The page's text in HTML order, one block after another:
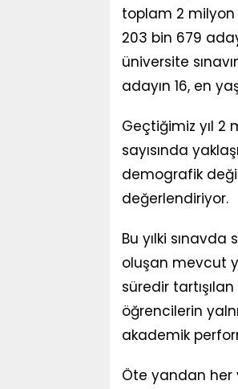
toplam 2 milyon
203 bin 679
üniversite
adayın 16, en
Geçtiğimiz yıl 2
sayısında
demografik
değerlendiriyor.
Bu yılki sınavda
oluşan mevcut
süredir
öğrencilerin
akademik
Öte yandan her